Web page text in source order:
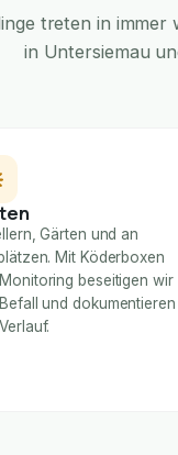
treten in
in Untersiemau
Gärten und an
Mit Köderboxen
beseitigen wir
und dokumentieren